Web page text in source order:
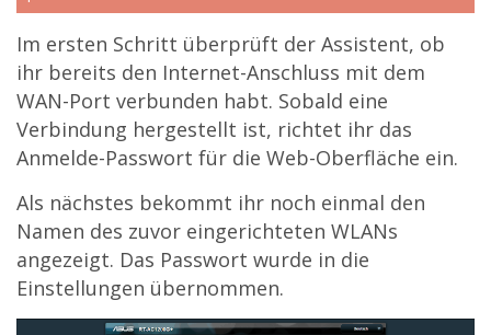
Im ersten Schritt überprüft der Assistent, ob
ihr bereits den Internet-Anschluss mit dem
WAN-Port verbunden habt. Sobald eine
Verbindung hergestellt ist, richtet ihr das
Anmelde-Passwort für die Web-Oberfläche ein.
Als nächstes bekommt ihr noch einmal den
Namen des zuvor eingerichteten WLANs
angezeigt. Das Passwort wurde in die
Einstellungen übernommen.